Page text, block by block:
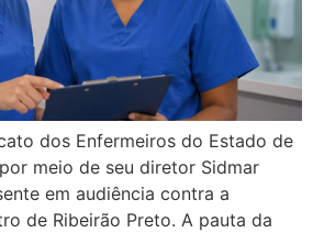
dos Enfermeiros do Estado de
meio de seu diretor Sidmar
em audiência contra a
de Ribeirão Preto. A pauta da